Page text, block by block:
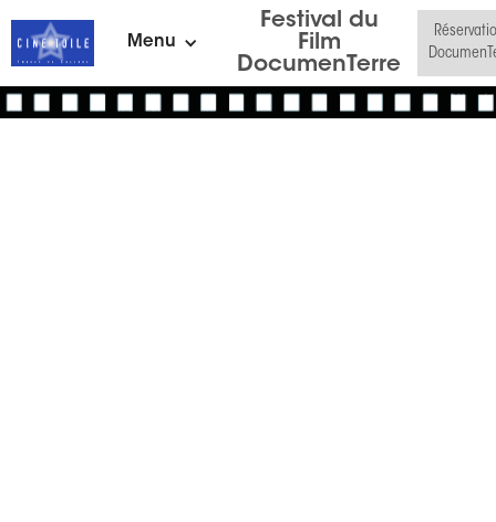
Menu
Festival du
Film
DocumenTerre